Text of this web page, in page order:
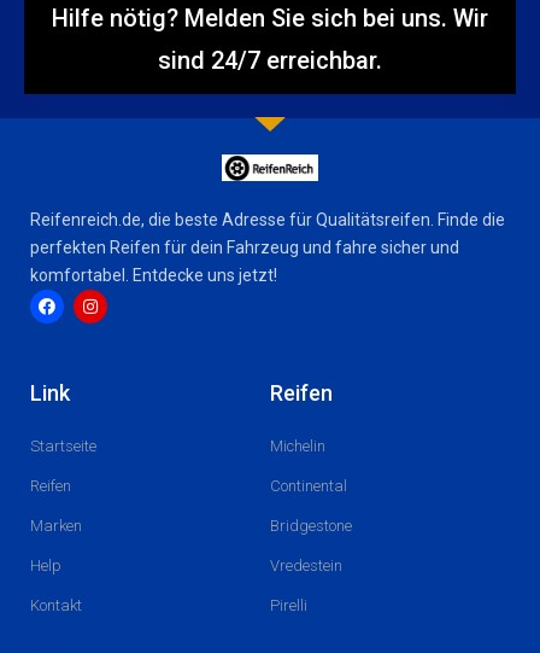
Hilfe nötig? Melden Sie sich bei uns. Wir
sind 24/7 erreichbar.
Reifenreich.de, die beste Adresse für Qualitätsreifen. Finde die
perfekten Reifen für dein Fahrzeug und fahre sicher und
komfortabel. Entdecke uns jetzt!
c
e
o r
Link
Startseite
Reifen
Marken
Help
Kontakt
Reifen
Michelin
Continental
Bridgestone
Vredestein
Pirelli